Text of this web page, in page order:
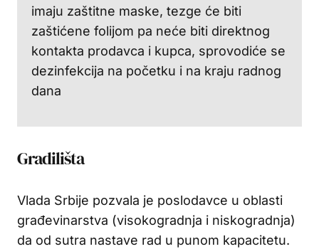
imaju zaštitne maske, tezge će biti
zaštićene folijom pa neće biti direktnog
kontakta prodavca i kupca, sprovodiće se
dezinfekcija na početku i na kraju radnog
dana
Gradilišta
Vlada Srbije pozvala je poslodavce u oblasti
građevinarstva (visokogradnja i niskogradnja)
da od sutra nastave rad u punom kapacitetu.